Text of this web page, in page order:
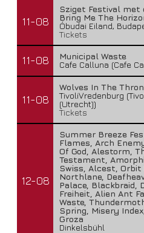
11-08
Sziget Festival met
Bring Me The
Óbudai Eiland,
Tickets
11-08
Municipal Waste
Cafe Calluna (Cafe
11-08
Wolves In The
TivoliVredenburg
(Utrecht))
Tickets
12-08
Summer Breeze
Flames, Arch
Of God, Alestorm,
Testament,
Swiss, Alcest, Orbit
Northlane,
Palace, Blackbraid,
Freiheit, Alien Ant
Waste,
Spring, Misery
Groza
Dinkelsbühl